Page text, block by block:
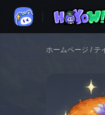
ホームページ / テ